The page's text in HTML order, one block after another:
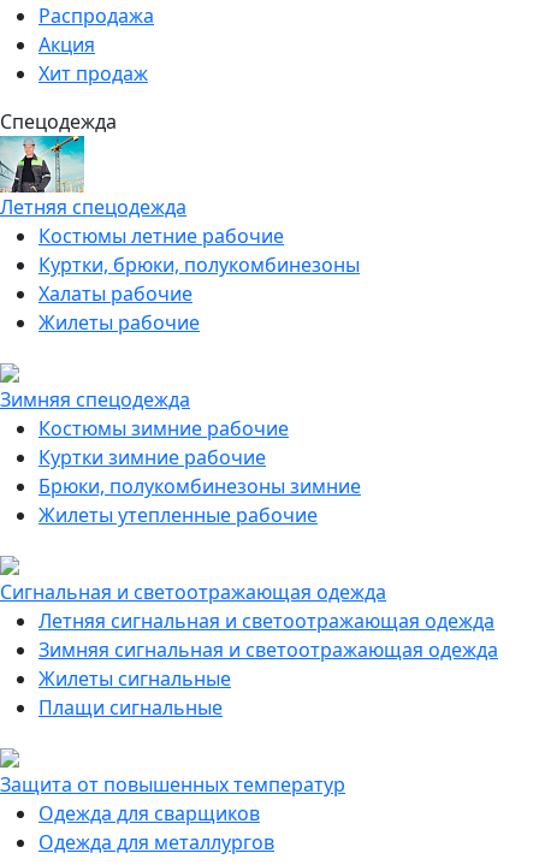
Распродажа
Акция
Хит продаж
Спецодежда
Летняя спецодежда
Костюмы летние рабочие
Куртки, брюки, полукомбинезоны
Халаты рабочие
Жилеты рабочие
Зимняя спецодежда
Костюмы зимние рабочие
Куртки зимние рабочие
Брюки, полукомбинезоны зимние
Жилеты утепленные рабочие
Сигнальная и светоотражающая одежда
Летняя сигнальная и светоотражающая одежда
Зимняя сигнальная и светоотражающая одежда
Жилеты сигнальные
Плащи сигнальные
Защита от повышенных температур
Одежда для сварщиков
Одежда для металлургов